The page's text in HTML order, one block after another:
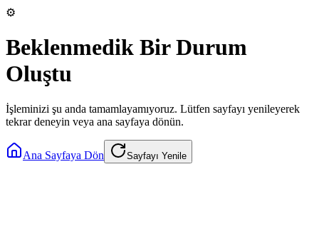
⚙️
Beklenmedik Bir Durum
Oluştu
İşleminizi şu anda tamamlayamıyoruz. Lütfen sayfayı yenileyerek
tekrar deneyin veya ana sayfaya dönün.
Ana Sayfaya Dön Sayfayı Yenile